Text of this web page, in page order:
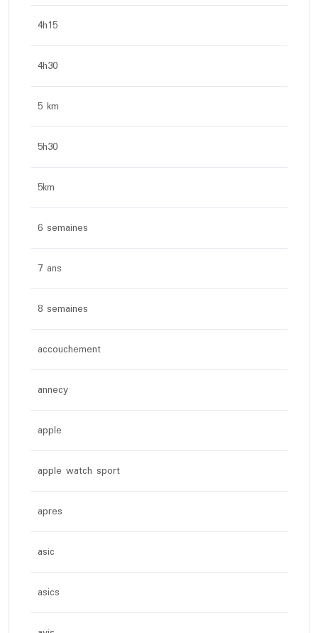
4h15
4h30
5 km
5h30
5km
6 semaines
7 ans
8 semaines
accouchement
annecy
apple
apple watch sport
apres
asic
asics